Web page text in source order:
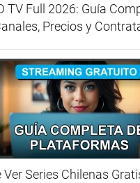
TV Full 2026: Guía
Precios y
Ver Series Chilenas